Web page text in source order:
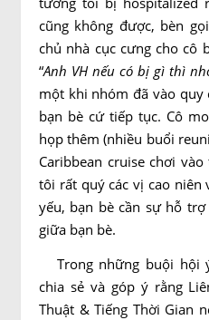
cũng không được, bèn
chủ nhà cục cưng cho cô
“Anh VH nếu có bị gì thì
một khi nhóm đã vào quy
bạn bè cứ tiếp tục. Cô
họp thêm (nhiều buổi
Caribbean cruise chơi
tôi rất quý các vị cao niên
yếu, bạn bè cần sự hỗ
giữa bạn bè.
Trong những buội hội
chia sẻ và góp ý rằng
Thuật & Tiếng Thời Gian